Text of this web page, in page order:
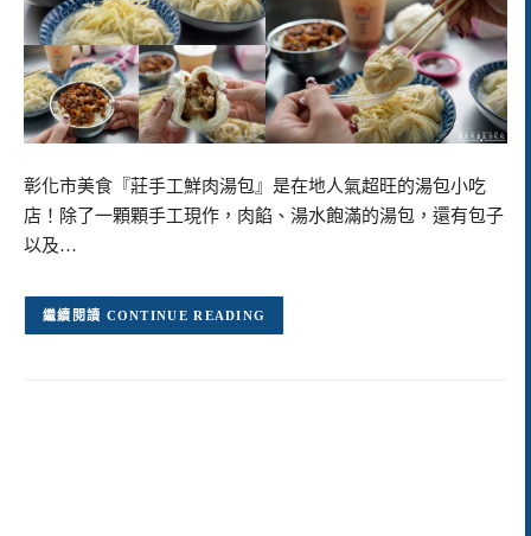
彰化市美食『莊手工鮮肉湯包』是在地人氣超旺的湯包小吃
店！除了一顆顆手工現作，肉餡、湯水飽滿的湯包，還有包子
以及…
CONTINUE READING